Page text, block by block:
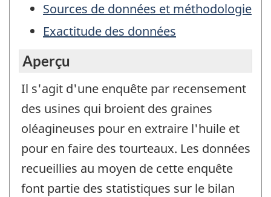
Sources de données et méthodologie
Exactitude des données
Aperçu
Il s'agit d'une enquête par recensement
des usines qui broient des graines
oléagineuses pour en extraire l'huile et
pour en faire des tourteaux. Les données
recueillies au moyen de cette enquête
font partie des statistiques sur le bilan